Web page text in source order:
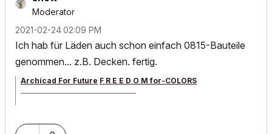
Moderator
‎2021-02-2402:09 PM
Ich hab für Läden auch schon einfach 0815-Bauteile
genommen... z.B. Decken. fertig.
Archicad For Future F R E E D O M for-COLORS